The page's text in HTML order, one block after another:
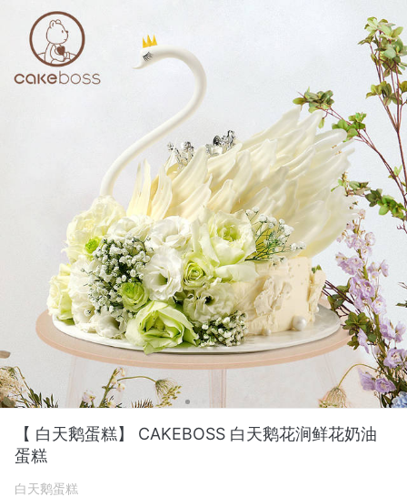
【 白天鹅蛋糕】 CAKEBOSS 白天鹅花涧鲜花奶油
蛋糕
白天鹅蛋糕